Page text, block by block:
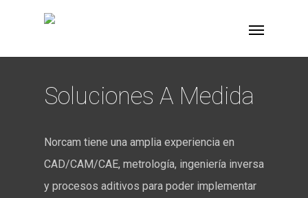
Soluciones A Medida
Norcam tiene una amplia experiencia en
CAD/CAM/CAE, metrología, ingeniería inversa
y procesos aditivos para poder implementar